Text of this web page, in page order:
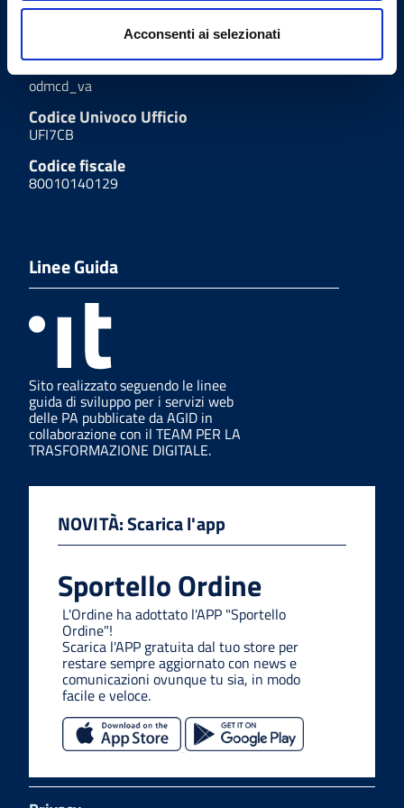
Acconsenti ai selezionati
Codici istituzionali
Codice IPA
odmcd_va
Codice Univoco Ufficio
UFI7CB
Codice fiscale
80010140129
Linee Guida
Sito realizzato seguendo le linee
guida di sviluppo per i servizi web
delle PA pubblicate da AGID in
collaborazione con il TEAM PER LA
TRASFORMAZIONE DIGITALE.
NOVITÀ: Scarica l'app
Sportello Ordine
L'Ordine ha adottato l'APP "Sportello
Ordine"!
Scarica l'APP gratuita dal tuo store per
restare sempre aggiornato con news e
comunicazioni ovunque tu sia, in modo
facile e veloce.